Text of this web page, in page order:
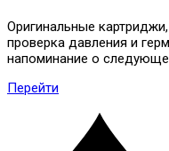
Оригинальные
проверка давления и
напоминание о
Перейти